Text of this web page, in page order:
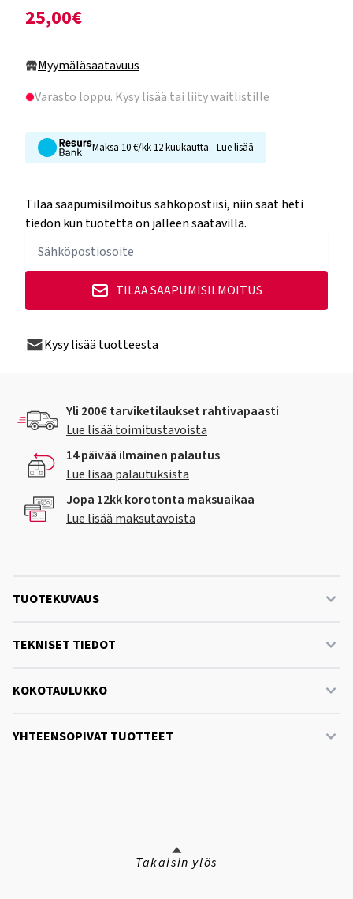
25,00€
Myymäläsaatavuus
Varasto loppu. Kysy lisää tai liity waitlistille
Maksa 10 €/kk 12 kuukautta. Lue lisää
Tilaa saapumisilmoitus sähköpostiisi, niin saat heti
tiedon kun tuotetta on jälleen saatavilla.
TILAA SAAPUMISILMOITUS
Kysy lisää tuotteesta
Yli 200€ tarviketilaukset rahtivapaasti
Lue lisää toimitustavoista
14 päivää ilmainen palautus
Lue lisää palautuksista
Jopa 12kk korotonta maksuaikaa
Lue lisää maksutavoista
TUOTEKUVAUS
TEKNISET TIEDOT
KOKOTAULUKKO
YHTEENSOPIVAT TUOTTEET
Takaisin ylös